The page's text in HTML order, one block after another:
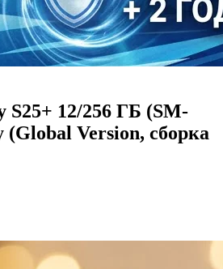
S25+ 12/256 ГБ (SM-
(Global Version, сборка